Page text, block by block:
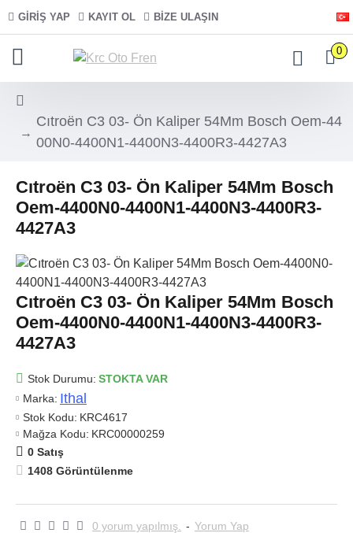
GIRIŞ YAP KAYIT OL BIZE ULAŞIN
0
Cıtroën C3 03- Ön Kaliper 54Mm Bosch Oem-44
00N0-4400N1-4400N3-4400R3-4427A3
Cıtroën C3 03- Ön Kaliper 54Mm Bosch
Oem-4400N0-4400N1-4400N3-4400R3-
4427A3
Cıtroën C3 03- Ön Kaliper 54Mm Bosch
Oem-4400N0-4400N1-4400N3-4400R3-
4427A3
Stok Durumu: STOKTA VAR
Marka: Ithal
Stok Kodu: KRC4617
Mağza Kodu: KRC00000259
0 Satış
1408 Görüntülenme
0 yorum yapılmış. - Yorum Yap